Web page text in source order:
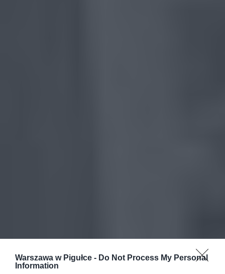
Warszawa w Pigułce - Do Not Process My Personal
Information